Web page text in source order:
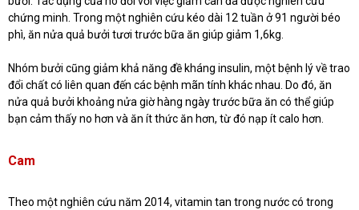
chứng minh. Trong một nghiên cứu kéo dài 12 tuần ở 91 người béo
phì, ăn nửa quả bưởi tươi trước bữa ăn giúp giảm 1,6kg.
Nhóm bưởi cũng giảm khả năng đề kháng insulin, một bệnh lý về trao
đổi chất có liên quan đến các bệnh mãn tính khác nhau. Do đó, ăn
nửa quả bưởi khoảng nửa giờ hàng ngày trước bữa ăn có thể giúp
bạn cảm thấy no hơn và ăn ít thức ăn hơn, từ đó nạp ít calo hơn.
Cam
Theo một nghiên cứu năm 2014, vitamin tan trong nước có trong